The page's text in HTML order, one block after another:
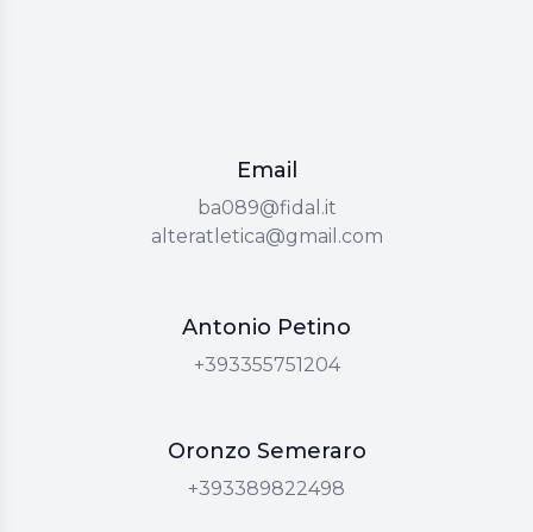
Email
ba089@fidal.it
alteratletica@gmail.com
Antonio Petino
+393355751204
Oronzo Semeraro
+393389822498